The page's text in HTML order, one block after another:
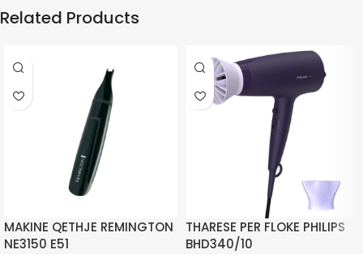
Related Products
MAKINE QETHJE REMINGTON
NE3150 E51
THARESE PER FLOKE PHILIPS
BHD340/10